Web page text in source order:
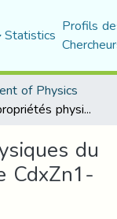
Statistics Profils
of Physics
Etude des propriétés physiques du semi-conducteur ternaire CdxZn1-xS
du
CdxZn1-